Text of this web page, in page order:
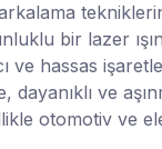
bir lazer
ve hassas
dayanıklı ve
otomotiv ve